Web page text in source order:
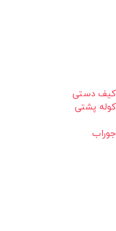
کیف دستی
کوله پشتی
جوراب